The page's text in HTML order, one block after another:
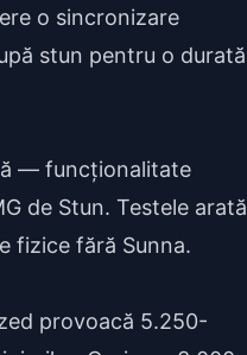
o sincronizare
stun pentru o durată
— funcționalitate
de Stun. Testele arată
fizice fără Sunna.
provoacă 5.250-